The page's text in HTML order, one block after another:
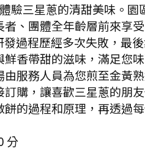
驗三星蔥的清甜美味。
、團體全年齡層前來享
過程歷經多次失敗，最
香帶甜的滋味，滿足您
服務人員為您煎至金黃
購，讓喜歡三星蔥的朋
的過程和原理，再透過
分